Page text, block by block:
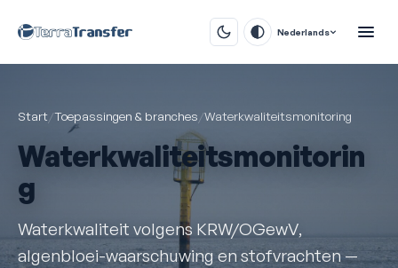
Nederlands
Start/Toepassingen & branches/Waterkwaliteitsmonitoring
Waterkwaliteitsmonitorin
g
Waterkwaliteit volgens KRW/OGewV,
algenbloei-waarschuwing en stofvrachten —